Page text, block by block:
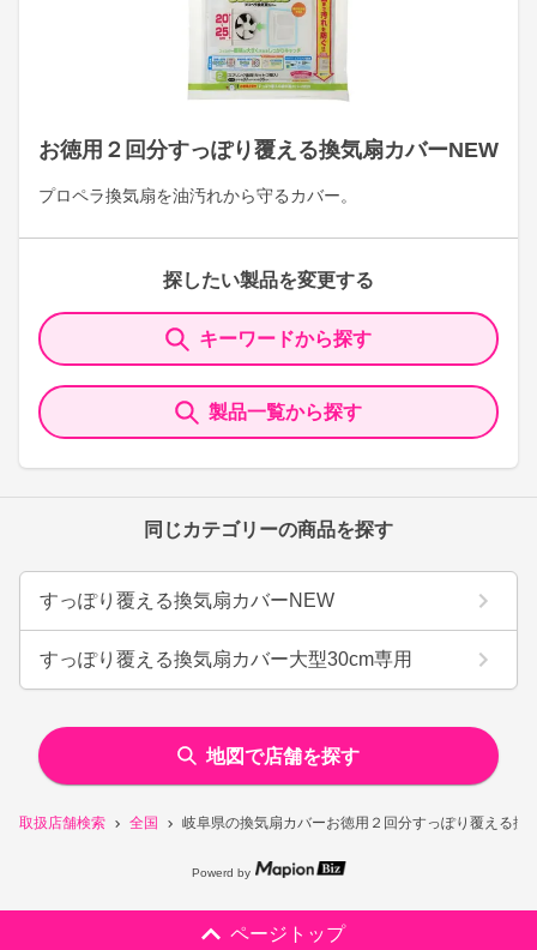
取扱店舗検索 全国 岐阜県の換気扇カバーお徳用２回分すっぽり覆える換
お徳用２回分すっぽり覆える換気扇カバーNEW
プロペラ換気扇を油汚れから守るカバー。
探したい製品を変更する
キーワードから探す
製品一覧から探す
同じカテゴリーの商品を探す
すっぽり覆える換気扇カバーNEW
すっぽり覆える換気扇カバー大型30cm専用
地図で店舗を探す
Powerd by
ページトップ